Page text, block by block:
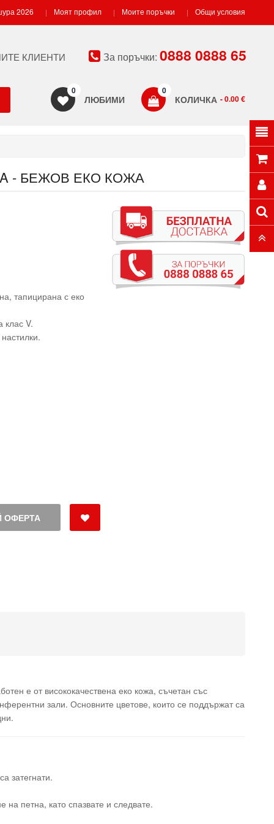
2026 Моят профил Моите поръчки Общи условия
КЛИЕНТИ За поръчки: 0888 0888 65
КОЛИЧКА
0
- 0.00 €
ЛЮБИМИ
0
- БЕЖОВ ЕКО КОЖА
тапицирана с еко
клас V.
ОФЕРТА
е от висококачествена еко кожа, съчетан със
зали. Основните цветове, които се поддържат са
затегнати.
петна, като спазвате и следвате.